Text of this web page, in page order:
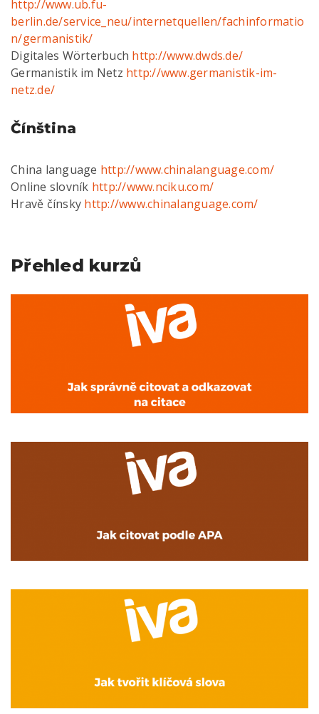
http://www.ub.fu-
berlin.de/service_neu/internetquellen/fachinformatio
n/germanistik/
Digitales Wörterbuch http://www.dwds.de/
Germanistik im Netz http://www.germanistik-im-
netz.de/
Čínština
China language http://www.chinalanguage.com/
Online slovník http://www.nciku.com/
Hravě čínsky http://www.chinalanguage.com/
Přehled kurzů